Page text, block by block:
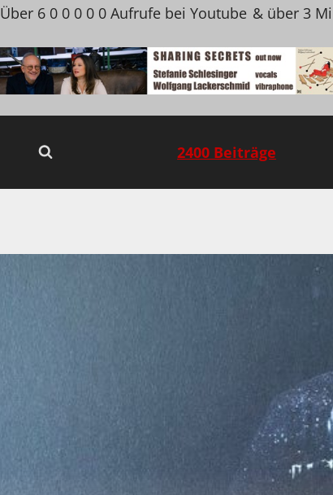
Über 6 0 0 0 0 0 Aufrufe bei Youtube & über 3
2400 Beiträge